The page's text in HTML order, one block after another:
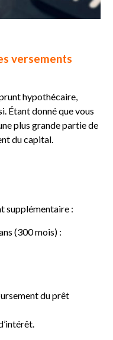
versements
hypothécaire,
Étant donné que vous
plus grande partie de
du capital.
supplémentaire :
(300 mois) :
du prêt